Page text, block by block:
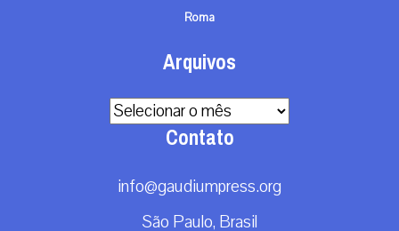
Espiritualidade
Não categorizado
Roma
Arquivos